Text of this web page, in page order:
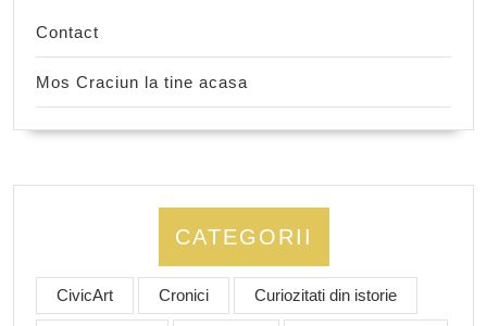
Contact
Mos Craciun la tine acasa
CATEGORII
CivicArt Cronici Curiozitati din istorie